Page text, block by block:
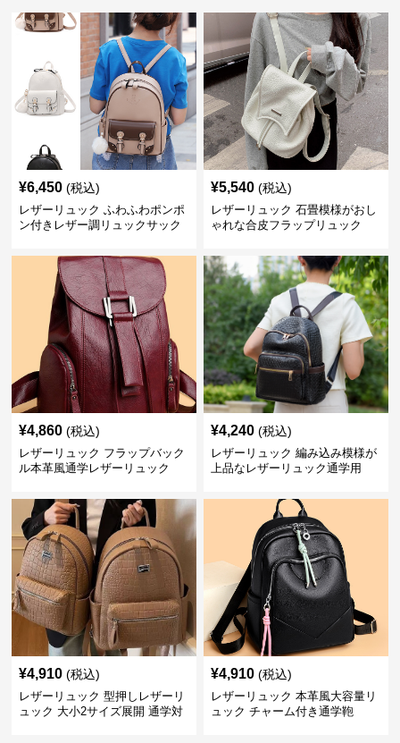
¥6,450 (税込)
レザーリュック ふわふわポンポ
ン付きレザー調リュックサック
¥5,540 (税込)
レザーリュック 石畳模様がおし
ゃれな合皮フラップリュック
¥4,860 (税込)
レザーリュック フラップバック
ル本革風通学レザーリュック
¥4,240 (税込)
レザーリュック 編み込み模様が
上品なレザーリュック通学用
¥4,910 (税込)
レザーリュック 型押しレザーリ
ュック 大小2サイズ展開 通学対
¥4,910 (税込)
レザーリュック 本革風大容量リ
ュック チャーム付き通学鞄